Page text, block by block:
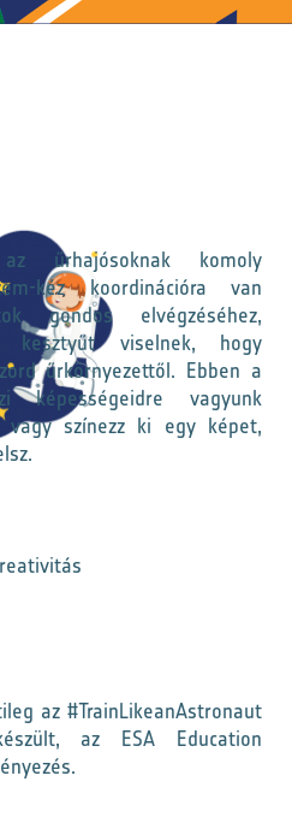
űrhajósoknak komoly
kéz koordinációra van
gondos elvégzéséhez,
kesztyűt viselnek, hogy
űrkörnyezettől. Ebben a
képességeidre vagyunk
vagy színezz ki egy képet,
az #TrainLikeanAstronaut
az ESA Education